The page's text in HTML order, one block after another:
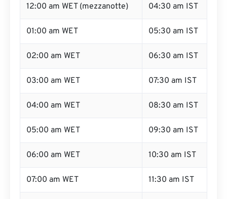
12:00 am WET (mezzanotte) 04:30 am IST
01:00 am WET 05:30 am IST
02:00 am WET 06:30 am IST
03:00 am WET 07:30 am IST
04:00 am WET 08:30 am IST
05:00 am WET 09:30 am IST
06:00 am WET 10:30 am IST
07:00 am WET 11:30 am IST